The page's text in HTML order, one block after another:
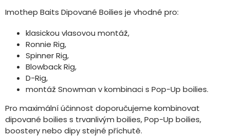
Imothep Baits Dipované Boilies je vhodné pro:
klasickou vlasovou montáž,
Ronnie Rig,
Spinner Rig,
Blowback Rig,
D-Rig,
montáž Snowman v kombinaci s Pop-Up boilies.
Pro maximální účinnost doporučujeme kombinovat
dipované boilies s trvanlivým boilies, Pop-Up boilies,
boostery nebo dipy stejné příchutě.